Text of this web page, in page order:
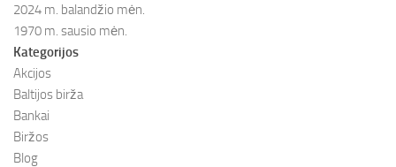
2024 m. balandžio mėn.
1970 m. sausio mėn.
Kategorijos
Akcijos
Baltijos birža
Bankai
Biržos
Blog